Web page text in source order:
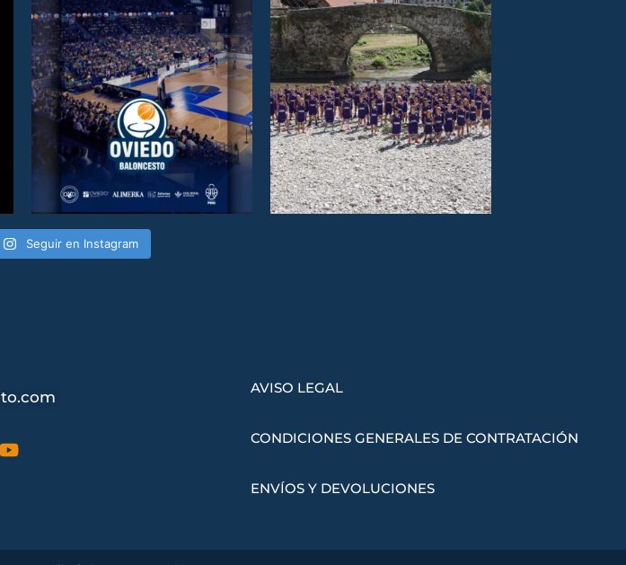
Seguir en Instagram
AVISO LEGAL
CONDICIONES GENERALES DE CONTRATACIÓN
ENVÍOS Y DEVOLUCIONES